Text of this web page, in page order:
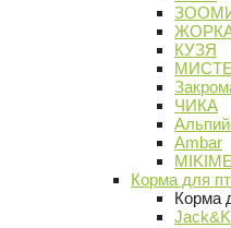
КУЗЯ
ЧИКА
Ambar
Корма для
Корма